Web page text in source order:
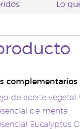
Lo
complementarios
de aceite vegetal
de menta
Eucalyptus